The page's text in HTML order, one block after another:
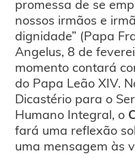
promessa de se
nossos irmãos e
dignidade” (Papa
Angelus, 8 de
momento contará
do Papa Leão XIV.
Dicastério para o
Humano Integral, o
fará uma reflexão
uma mensagem às